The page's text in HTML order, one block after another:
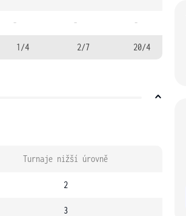
- - -
1/4 2/7 20/4
Turnaje nižší úrovně
2
3